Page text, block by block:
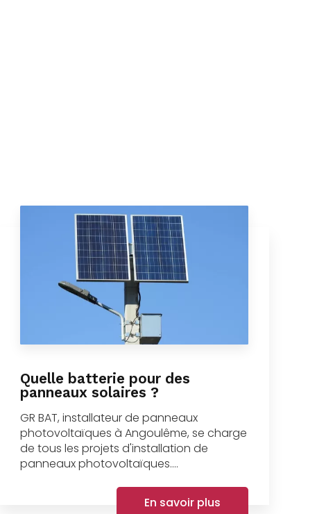
Quelle batterie pour des
panneaux solaires ?
GR BAT, installateur de panneaux
photovoltaïques à Angoulême, se charge
de tous les projets d'installation de
panneaux photovoltaïques....
En savoir plus